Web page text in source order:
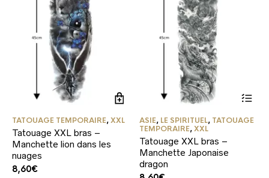
TATOUAGE TEMPORAIRE,XXL
Tatouage XXL bras –
Manchette lion dans les
nuages
8,60€
ASIE, LE SPIRITUEL, TATOUAGE
TEMPORAIRE,XXL
Tatouage XXL bras –
Manchette Japonaise
dragon